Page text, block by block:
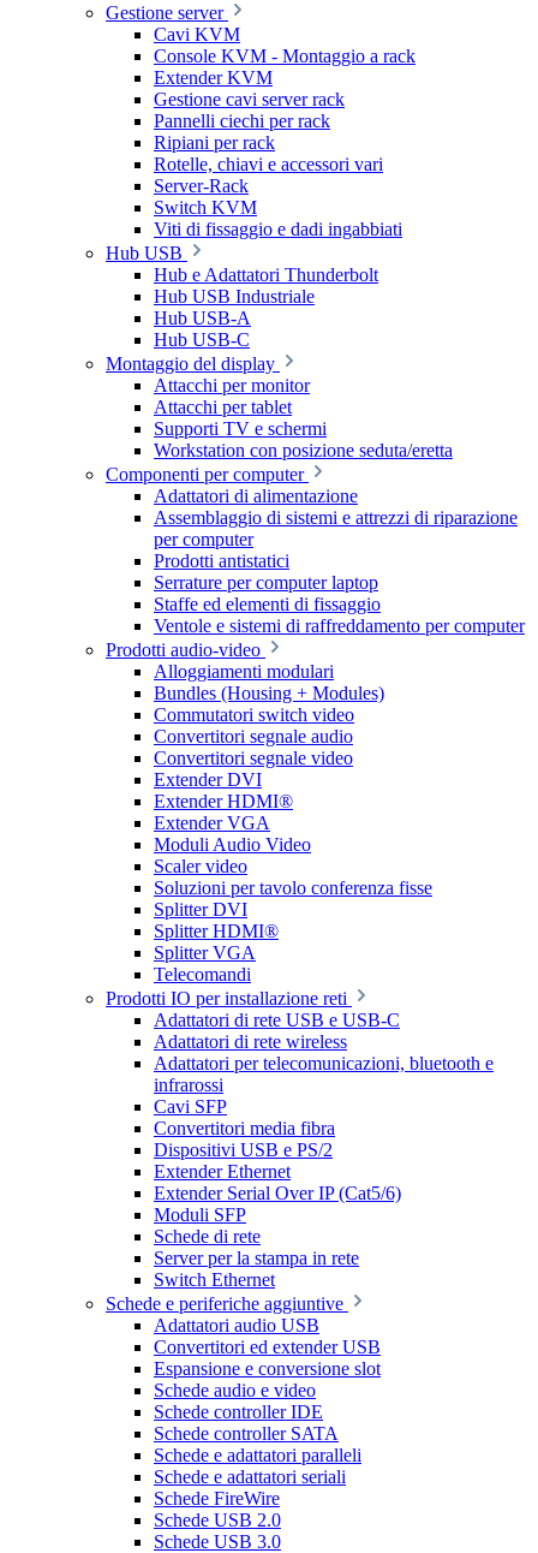
Gestione server
Cavi KVM
Console KVM - Montaggio a rack
Extender KVM
Gestione cavi server rack
Pannelli ciechi per rack
Ripiani per rack
Rotelle, chiavi e accessori vari
Server-Rack
Switch KVM
Viti di fissaggio e dadi ingabbiati
Hub USB
Hub e Adattatori Thunderbolt
Hub USB Industriale
Hub USB-A
Hub USB-C
Montaggio del display
Attacchi per monitor
Attacchi per tablet
Supporti TV e schermi
Workstation con posizione seduta/eretta
Componenti per computer
Adattatori di alimentazione
Assemblaggio di sistemi e attrezzi di riparazione
per computer
Prodotti antistatici
Serrature per computer laptop
Staffe ed elementi di fissaggio
Ventole e sistemi di raffreddamento per computer
Prodotti audio-video
Alloggiamenti modulari
Bundles (Housing + Modules)
Commutatori switch video
Convertitori segnale audio
Convertitori segnale video
Extender DVI
Extender HDMI®
Extender VGA
Moduli Audio Video
Scaler video
Soluzioni per tavolo conferenza fisse
Splitter DVI
Splitter HDMI®
Splitter VGA
Telecomandi
Prodotti IO per installazione reti
Adattatori di rete USB e USB-C
Adattatori di rete wireless
Adattatori per telecomunicazioni, bluetooth e
infrarossi
Cavi SFP
Convertitori media fibra
Dispositivi USB e PS/2
Extender Ethernet
Extender Serial Over IP (Cat5/6)
Moduli SFP
Schede di rete
Server per la stampa in rete
Switch Ethernet
Schede e periferiche aggiuntive
Adattatori audio USB
Convertitori ed extender USB
Espansione e conversione slot
Schede audio e video
Schede controller IDE
Schede controller SATA
Schede e adattatori paralleli
Schede e adattatori seriali
Schede FireWire
Schede USB 2.0
Schede USB 3.0